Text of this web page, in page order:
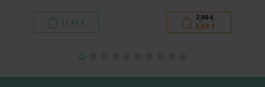
11,49 €
7,99 €
5,59 €